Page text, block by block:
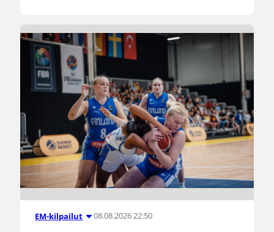
EM-kilpailut 08.08.2026 22:50